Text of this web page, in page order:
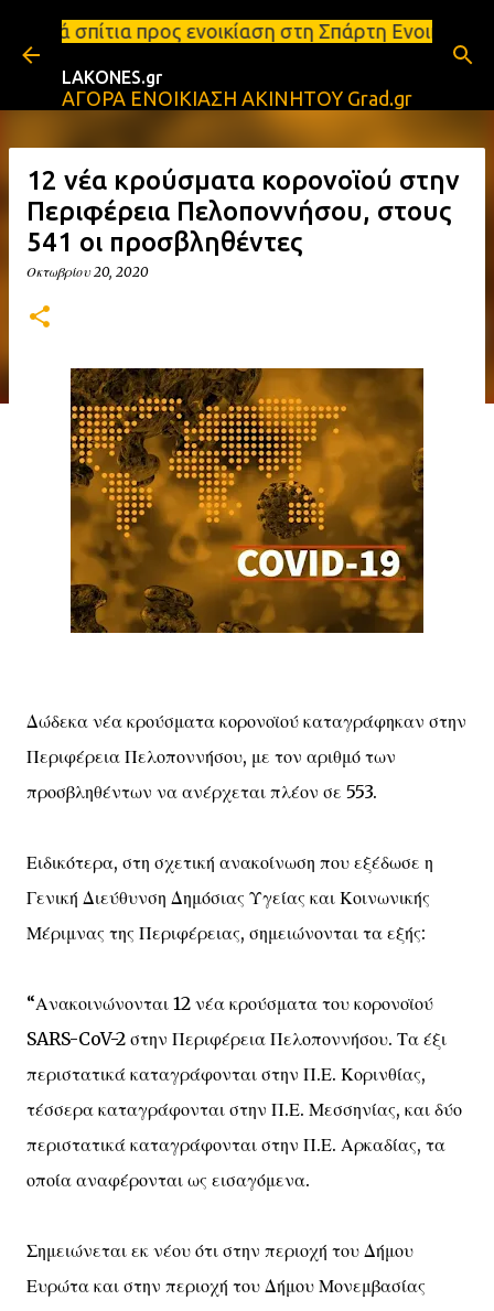
Μετάβαση στο κύριο περιεχόμενο
ενοικίαση στη Σπάρτη Ενοικιάσεις
LAKONES.gr
ΑΓΟΡΑ ΕΝΟΙΚΙΑΣΗ ΑΚΙΝΗΤΟΥ Grad.gr
12 νέα κρούσματα κορονοϊού στην
Περιφέρεια Πελοποννήσου, στους
541 οι προσβληθέντες
Οκτωβρίου 20, 2020
Δώδεκα νέα κρούσματα κορονοϊού καταγράφηκαν στην
Περιφέρεια Πελοποννήσου, με τον αριθμό των
προσβληθέντων να ανέρχεται πλέον σε 553.
Ειδικότερα, στη σχετική ανακοίνωση που εξέδωσε η
Γενική Διεύθυνση Δημόσιας Υγείας και Κοινωνικής
Μέριμνας της Περιφέρειας, σημειώνονται τα εξής:
“Ανακοινώνονται 12 νέα κρούσματα του κορονοϊού
SARS-CoV-2 στην Περιφέρεια Πελοποννήσου. Τα έξι
περιστατικά καταγράφονται στην Π.Ε. Κορινθίας,
τέσσερα καταγράφονται στην Π.Ε. Μεσσηνίας, και δύο
περιστατικά καταγράφονται στην Π.Ε. Αρκαδίας, τα
οποία αναφέρονται ως εισαγόμενα.
Σημειώνεται εκ νέου ότι στην περιοχή του Δήμου
Ευρώτα και στην περιοχή του Δήμου Μονεμβασίας